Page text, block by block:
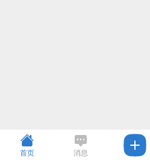
首页 消息